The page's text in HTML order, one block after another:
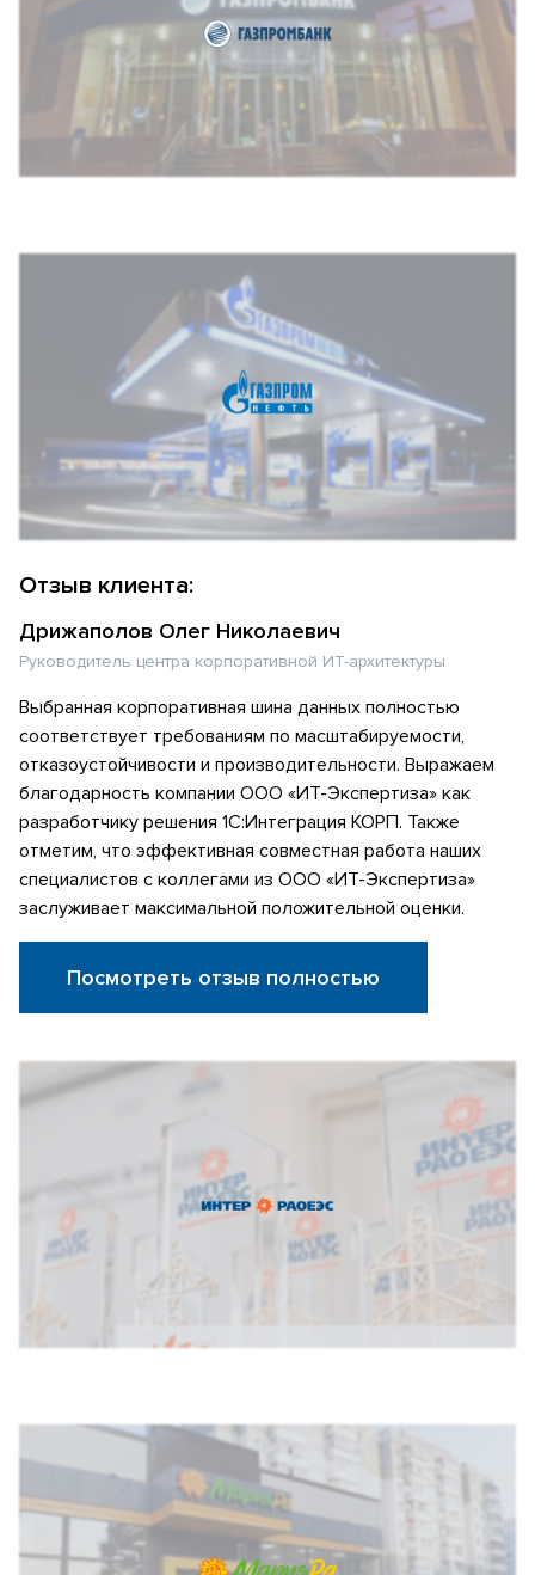
Отзыв клиента:
Дрижаполов Олег Николаевич
Руководитель центра корпоративной ИТ-архитектуры
Выбранная корпоративная шина данных полностью
соответствует требованиям по масштабируемости,
отказоустойчивости и производительности. Выражаем
благодарность компании ООО «ИТ-Экспертиза» как
разработчику решения 1С:Интеграция КОРП. Также
отметим, что эффективная совместная работа наших
специалистов с коллегами из ООО «ИТ-Экспертиза»
заслуживает максимальной положительной оценки.
Посмотреть отзыв полностью